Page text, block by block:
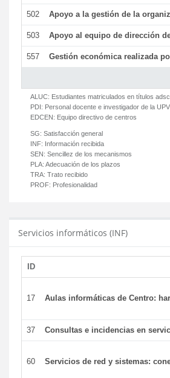
502 Apoyo a la gestión de la
503 Apoyo al equipo de dirección
557 Gestión económica realizada
ALUC: Estudiantes matriculados en títulos
PDI: Personal docente e investigador de la UPV
EDCEN: Equipo directivo de centros
SG: Satisfacción general
INF: Información recibida
SEN: Sencillez de los mecanismos
PLA: Adecuación de los plazos
TRA: Trato recibido
PROF: Profesionalidad
Servicios informáticos (INF)
ID
17 Aulas informáticas de Centro:
37 Consultas e incidencias en
60 Servicios de red y sistemas: